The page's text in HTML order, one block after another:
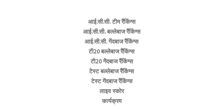
आई.सी.सी. टीम रैंकिंग्स
आई.सी.सी. बल्लेबाज रैंकिंग्स
आई.सी.सी. गेंदबाज रैंकिंग्स
टी20 बल्लेबाज रैंकिंग्स
टी20 गेंदबाज रैंकिंग्स
टेस्ट बल्लेबाज रैंकिंग्स
टेस्ट गेंदबाज रैंकिंग्स
लाइव स्कोर
कार्यक्रम